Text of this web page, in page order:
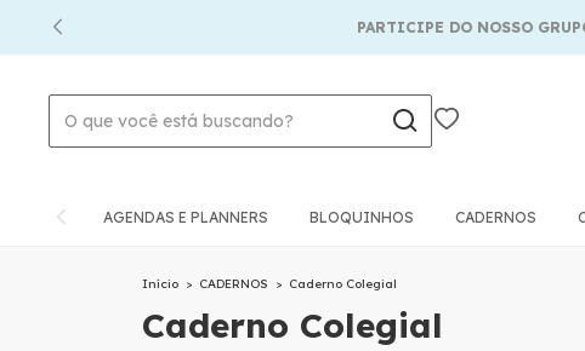
PARTICIPE DO NOSSO GRUPO VIP NO WHATSAPP
AGENDAS E PLANNERS BLOQUINHOS CADERNOS
Início > CADERNOS > Caderno Colegial
Caderno Colegial